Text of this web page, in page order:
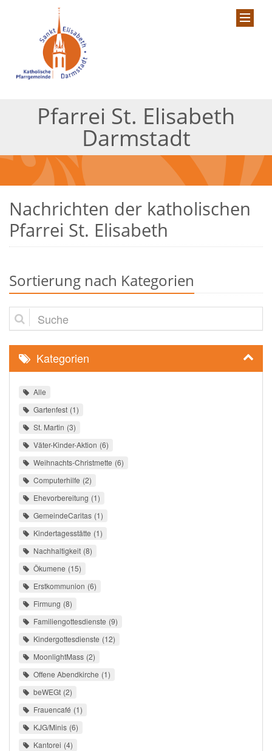
Pfarrei St. Elisabeth
Darmstadt
Nachrichten der katholischen
Pfarrei St. Elisabeth
Sortierung nach Kategorien
Suche
Kategorien
Alle
Gartenfest 1
St. Martin 3
Väter-Kinder-Aktion 6
Weihnachts-Christmette 6
Computerhilfe 2
Ehevorbereitung 1
GemeindeCaritas 1
Kindertagesstätte 1
Nachhaltigkeit 8
Ökumene 15
Erstkommunion 6
Firmung 8
Familiengottesdienste 9
Kindergottesdienste 12
MoonlightMass 2
Offene Abendkirche 1
beWEGt 2
Frauencafé 1
KJG/Minis 6
Kantorei 4